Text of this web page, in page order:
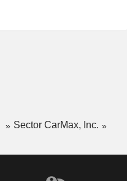
Sector CarMax, Inc.